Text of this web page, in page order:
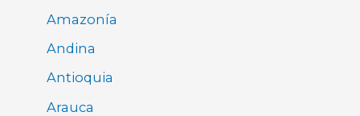
Amazonía
Andina
Antioquia
Arauca